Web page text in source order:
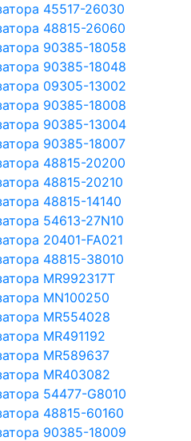
45517-26030
48815-26060
90385-18058
90385-18048
09305-13002
90385-18008
90385-13004
90385-18007
48815-20200
48815-20210
48815-14140
54613-27N10
20401-FA021
48815-38010
MR992317T
MN100250
MR554028
MR491192
MR589637
MR403082
54477-G8010
48815-60160
90385-18009